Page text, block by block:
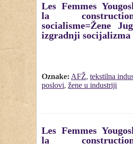
Les Femmes
la
socialisme=Žene
izgradnji socijalizma
Oznake: AFŽ, tekstilna
poslovi, žene u industriji
Les Femmes
la